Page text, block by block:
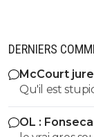
DERNIERS
McCourt
Qu'il est
ses
me répondre
OL :